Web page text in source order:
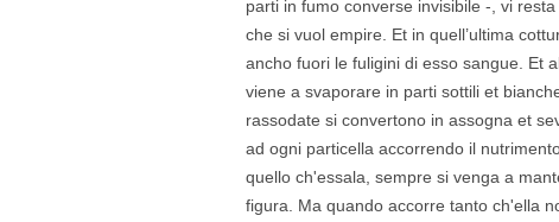
parti in fumo converse invisibile -, vi
che si vuol empire. Et in quell’ultima
ancho fuori le fuligini di esso sangue. Et
viene a svaporare in parti sottili et
rassodate si convertono in assogna et
ad ogni particella accorrendo il
quello ch'essala, sempre si venga a
figura. Ma quando accorre tanto ch'ella